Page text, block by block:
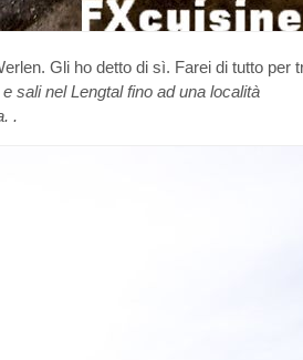
Gli ho detto di sì. Farei di tutto per
sali nel Lengtal fino ad una località
.